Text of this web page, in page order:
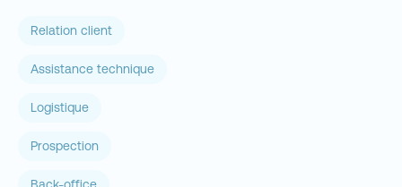
Relation client
Assistance technique
Logistique
Prospection